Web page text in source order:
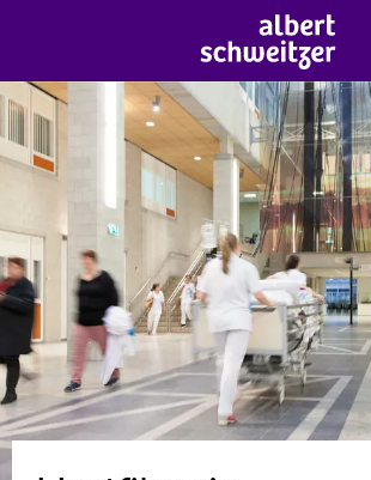
Homepage
Praktische informatie
Specialismen
Werken en leren
Medewerkers
Contact
MijnASz